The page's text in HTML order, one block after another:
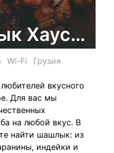
Хаус,
Wi-Fi
Грузия
вкусного
Для вас мы
на любой вкус. В
найти шашлык: из
индейки и